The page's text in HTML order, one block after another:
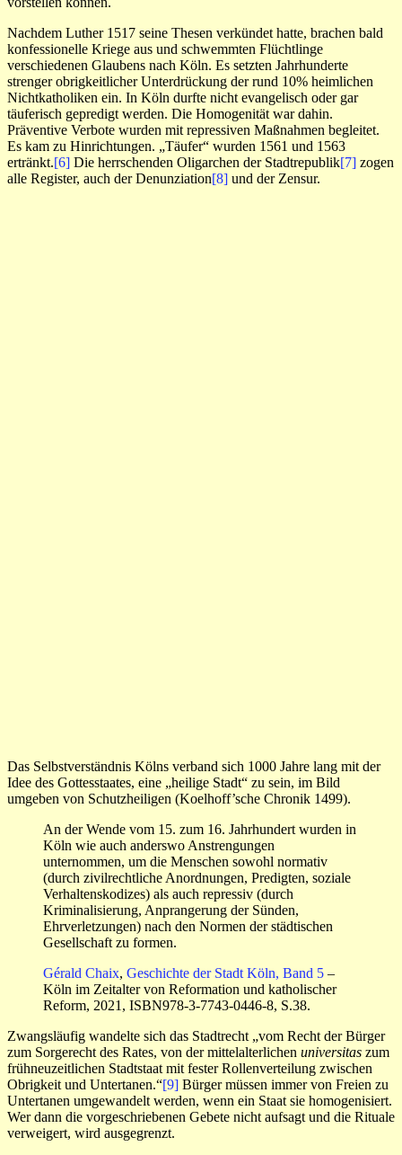
Nachdem Luther 1517 seine Thesen verkündet hatte, brachen bald
konfessionelle Kriege aus und schwemmten Flüchtlinge
verschiedenen Glaubens nach Köln. Es setzten Jahrhunderte
strenger obrigkeitlicher Unterdrückung der rund 10% heimlichen
Nichtkatholiken ein. In Köln durfte nicht evangelisch oder gar
täuferisch gepredigt werden. Die Homogenität war dahin.
Präventive Verbote wurden mit repressiven Maßnahmen begleitet.
Es kam zu Hinrichtungen. „Täufer“ wurden 1561 und 1563
ertränkt.[6] Die herrschenden Oligarchen der Stadtrepublik[7] zogen
alle Register, auch der Denunziation[8] und der Zensur.
Das Selbstverständnis Kölns verband sich 1000 Jahre lang mit der
Idee des Gottesstaates, eine „heilige Stadt“ zu sein, im Bild
umgeben von Schutzheiligen (Koelhoff’sche Chronik 1499).
An der Wende vom 15. zum 16. Jahrhundert wurden in
Köln wie auch anderswo Anstrengungen
unternommen, um die Menschen sowohl normativ
(durch zivilrechtliche Anordnungen, Predigten, soziale
Verhaltenskodizes) als auch repressiv (durch
Kriminalisierung, Anprangerung der Sünden,
Ehrverletzungen) nach den Normen der städtischen
Gesellschaft zu formen.
Gérald Chaix, Geschichte der Stadt Köln, Band 5 –
Köln im Zeitalter von Reformation und katholischer
Reform, 2021, ISBN978-3-7743-0446-8, S.38.
Zwangsläufig wandelte sich das Stadtrecht „vom Recht der Bürger
zum Sorgerecht des Rates, von der mittelalterlichen universitas zum
frühneuzeitlichen Stadtstaat mit fester Rollenverteilung zwischen
Obrigkeit und Untertanen.“[9] Bürger müssen immer von Freien zu
Untertanen umgewandelt werden, wenn ein Staat sie homogenisiert.
Wer dann die vorgeschriebenen Gebete nicht aufsagt und die Rituale
verweigert, wird ausgegrenzt.